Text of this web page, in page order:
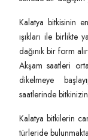
Kalatya bitkisinin
ışıkları ile birlikte
dağınık bir form
Akşam saatleri
dikelmeye
saatlerinde
Kalatya bitkilerin
türleride